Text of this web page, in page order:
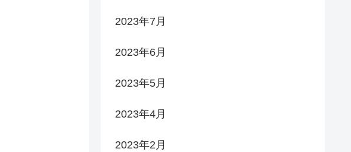
2023年7月
2023年6月
2023年5月
2023年4月
2023年2月